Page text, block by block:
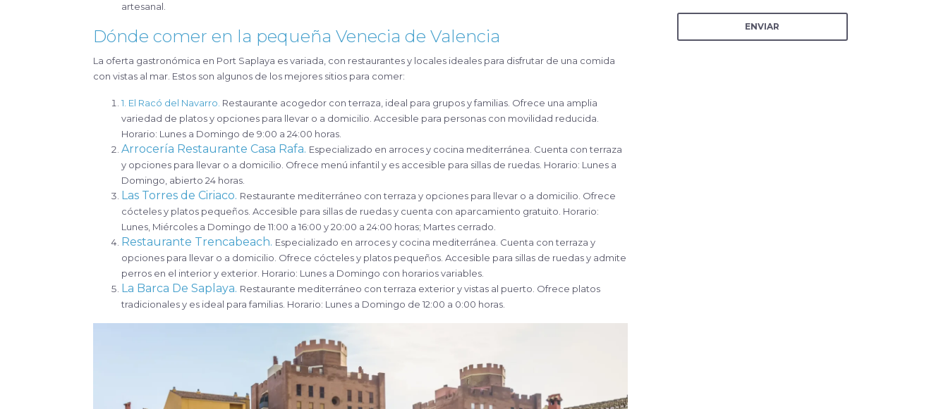
artesanal.
Dónde comer en la pequeña Venecia de Valencia
La oferta gastronómica en Port Saplaya es variada, con restaurantes y locales ideales para disfrutar de una comida
con vistas al mar. Estos son algunos de los mejores sitios para comer:
1. El Racó del Navarro. Restaurante acogedor con terraza, ideal para grupos y familias. Ofrece una amplia
variedad de platos y opciones para llevar o a domicilio. Accesible para personas con movilidad reducida.
Horario: Lunes a Domingo de 9:00 a 24:00 horas.
Arrocería Restaurante Casa Rafa. Especializado en arroces y cocina mediterránea. Cuenta con terraza
y opciones para llevar o a domicilio. Ofrece menú infantil y es accesible para sillas de ruedas. Horario: Lunes a
Domingo, abierto 24 horas.
Las Torres de Ciriaco. Restaurante mediterráneo con terraza y opciones para llevar o a domicilio. Ofrece
cócteles y platos pequeños. Accesible para sillas de ruedas y cuenta con aparcamiento gratuito. Horario:
Lunes, Miércoles a Domingo de 11:00 a 16:00 y 20:00 a 24:00 horas; Martes cerrado.
Restaurante Trencabeach. Especializado en arroces y cocina mediterránea. Cuenta con terraza y
opciones para llevar o a domicilio. Ofrece cócteles y platos pequeños. Accesible para sillas de ruedas y admite
perros en el interior y exterior. Horario: Lunes a Domingo con horarios variables.
La Barca De Saplaya. Restaurante mediterráneo con terraza exterior y vistas al puerto. Ofrece platos
tradicionales y es ideal para familias. Horario: Lunes a Domingo de 12:00 a 0:00 horas.
ENVIAR